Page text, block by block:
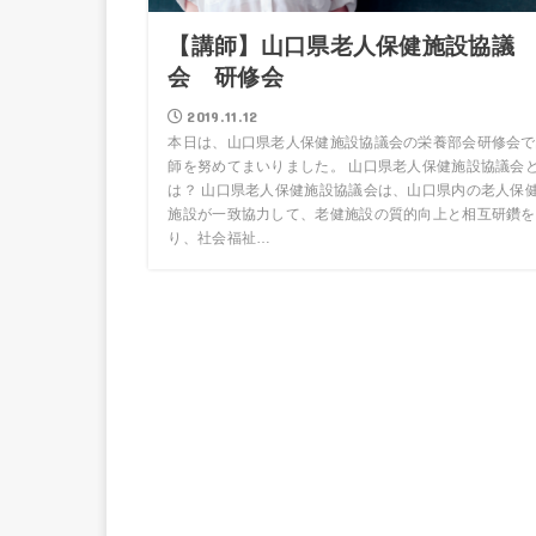
【講師】山口県老人保健施設協議
会 研修会
2019.11.12
本日は、山口県老人保健施設協議会の栄養部会研修会
師を努めてまいりました。 山口県老人保健施設協議会と
は？ 山口県老人保健施設協議会は、山口県内の老人保
施設が一致協力して、老健施設の質的向上と相互研鑽を
り、社会福祉…